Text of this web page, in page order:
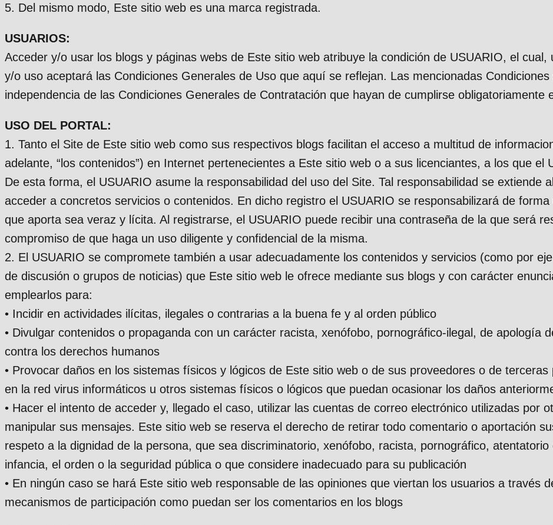
5. Del mismo modo, Este sitio web es una marca registrada.
USUARIOS:
Acceder y/o usar los blogs y páginas webs de Este sitio web atribuye la condición de USUARIO, el cual,
y/o uso aceptará las Condiciones Generales de Uso que aquí se reflejan. Las mencionadas
independencia de las Condiciones Generales de Contratación que hayan de cumplirse obligatoriamente
USO DEL PORTAL:
1. Tanto el Site de Este sitio web como sus respectivos blogs facilitan el acceso a multitud de
adelante, “los contenidos”) en Internet pertenecientes a Este sitio web o a sus licenciantes, a los que el
De esta forma, el USUARIO asume la responsabilidad del uso del Site. Tal responsabilidad se extiende
acceder a concretos servicios o contenidos. En dicho registro el USUARIO se responsabilizará de
que aporta sea veraz y lícita. Al registrarse, el USUARIO puede recibir una contraseña de la que será
compromiso de que haga un uso diligente y confidencial de la misma.
2. El USUARIO se compromete también a usar adecuadamente los contenidos y servicios (como por
de discusión o grupos de noticias) que Este sitio web le ofrece mediante sus blogs y con carácter
emplearlos para:
• Incidir en actividades ilícitas, ilegales o contrarias a la buena fe y al orden público
• Divulgar contenidos o propaganda con un carácter racista, xenófobo, pornográfico-ilegal, de apología
contra los derechos humanos
• Provocar daños en los sistemas físicos y lógicos de Este sitio web o de sus proveedores o de
en la red virus informáticos u otros sistemas físicos o lógicos que puedan ocasionar los daños
• Hacer el intento de acceder y, llegado el caso, utilizar las cuentas de correo electrónico utilizadas por
manipular sus mensajes. Este sitio web se reserva el derecho de retirar todo comentario o aportación
respeto a la dignidad de la persona, que sea discriminatorio, xenófobo, racista, pornográfico,
infancia, el orden o la seguridad pública o que considere inadecuado para su publicación
• En ningún caso se hará Este sitio web responsable de las opiniones que viertan los usuarios a través
mecanismos de participación como puedan ser los comentarios en los blogs